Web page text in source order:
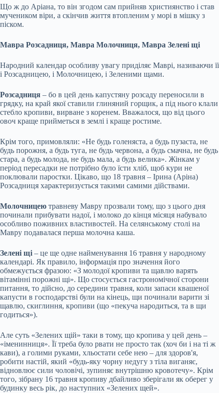
Що ж до Аріана, то він згодом сам прийняв християнство і став
мучеником віри, а скінчив життя втопленим у морі в мішку з
піском.
Мавра Розсадниця, Мавра Молочниця, Мавра Зелені щі
Народний календар особливу увагу приділяє Маврі, називаючи її
і Розсадницею, і Молочницею, і Зеленими щами.
Розсадниця – бо в цей день капустяну розсаду переносили в
грядку, на край якої ставили глиняний горщик, а під нього клали
стебло кропиви, вирване з коренем. Вважалося, що від цього
овоч краще прийметься в землі і краще ростиме.
Крім того, примовляли: «Не будь голеняста, а будь пузаста, не
будь порожня, а будь туга, не будь червона, а будь смачна, не будь
стара, а будь молода, не будь мала, а будь велика». Жінкам у
період пересадки не потрібно було їсти хліб, щоб кури не
поклювали паростки. Цікаво, що 18 травня – Ірина (Аріна)
Розсадниця характеризується такими самими дійствами.
Молочницею травневу Мавру прозвали тому, що з цього дня
починали прибувати надої, і молоко до кінця місяця набувало
особливо поживних властивостей. На селянському столі на
Мавру подавалася перша молочна каша.
Зелені щі – це ще одне найменування 16 травня у народному
календарі. Як правило, інформація про значення його
обмежується фразою: «З молодої кропиви та щавлю варять
вітамінні порожні щі». Що стосується гастрономічної сторони
питання, то дійсно, до середини травня, коли запаси квашеної
капусти в господарстві були на кінець, щи починали варити зі
щавлю, скиглиння, кропиви (що «пекуча народиться, та в щи
годиться»).
Але суть «Зелених щій» таки в тому, що кропива у цей день –
«іменинниця». Її треба було рвати не просто так (хоч би і на ті ж
кави), а голими руками, хльостати себе нею – для здоров'я,
робити настій, який «будь-яку чорну недугу з тіла виганяє,
відновлює сили чоловічі, зупиняє внутрішню кровотечу». Крім
того, зібрану 16 травня кропиву дбайливо зберігали як оберег у
будинку весь рік, до наступних «Зелених щей».